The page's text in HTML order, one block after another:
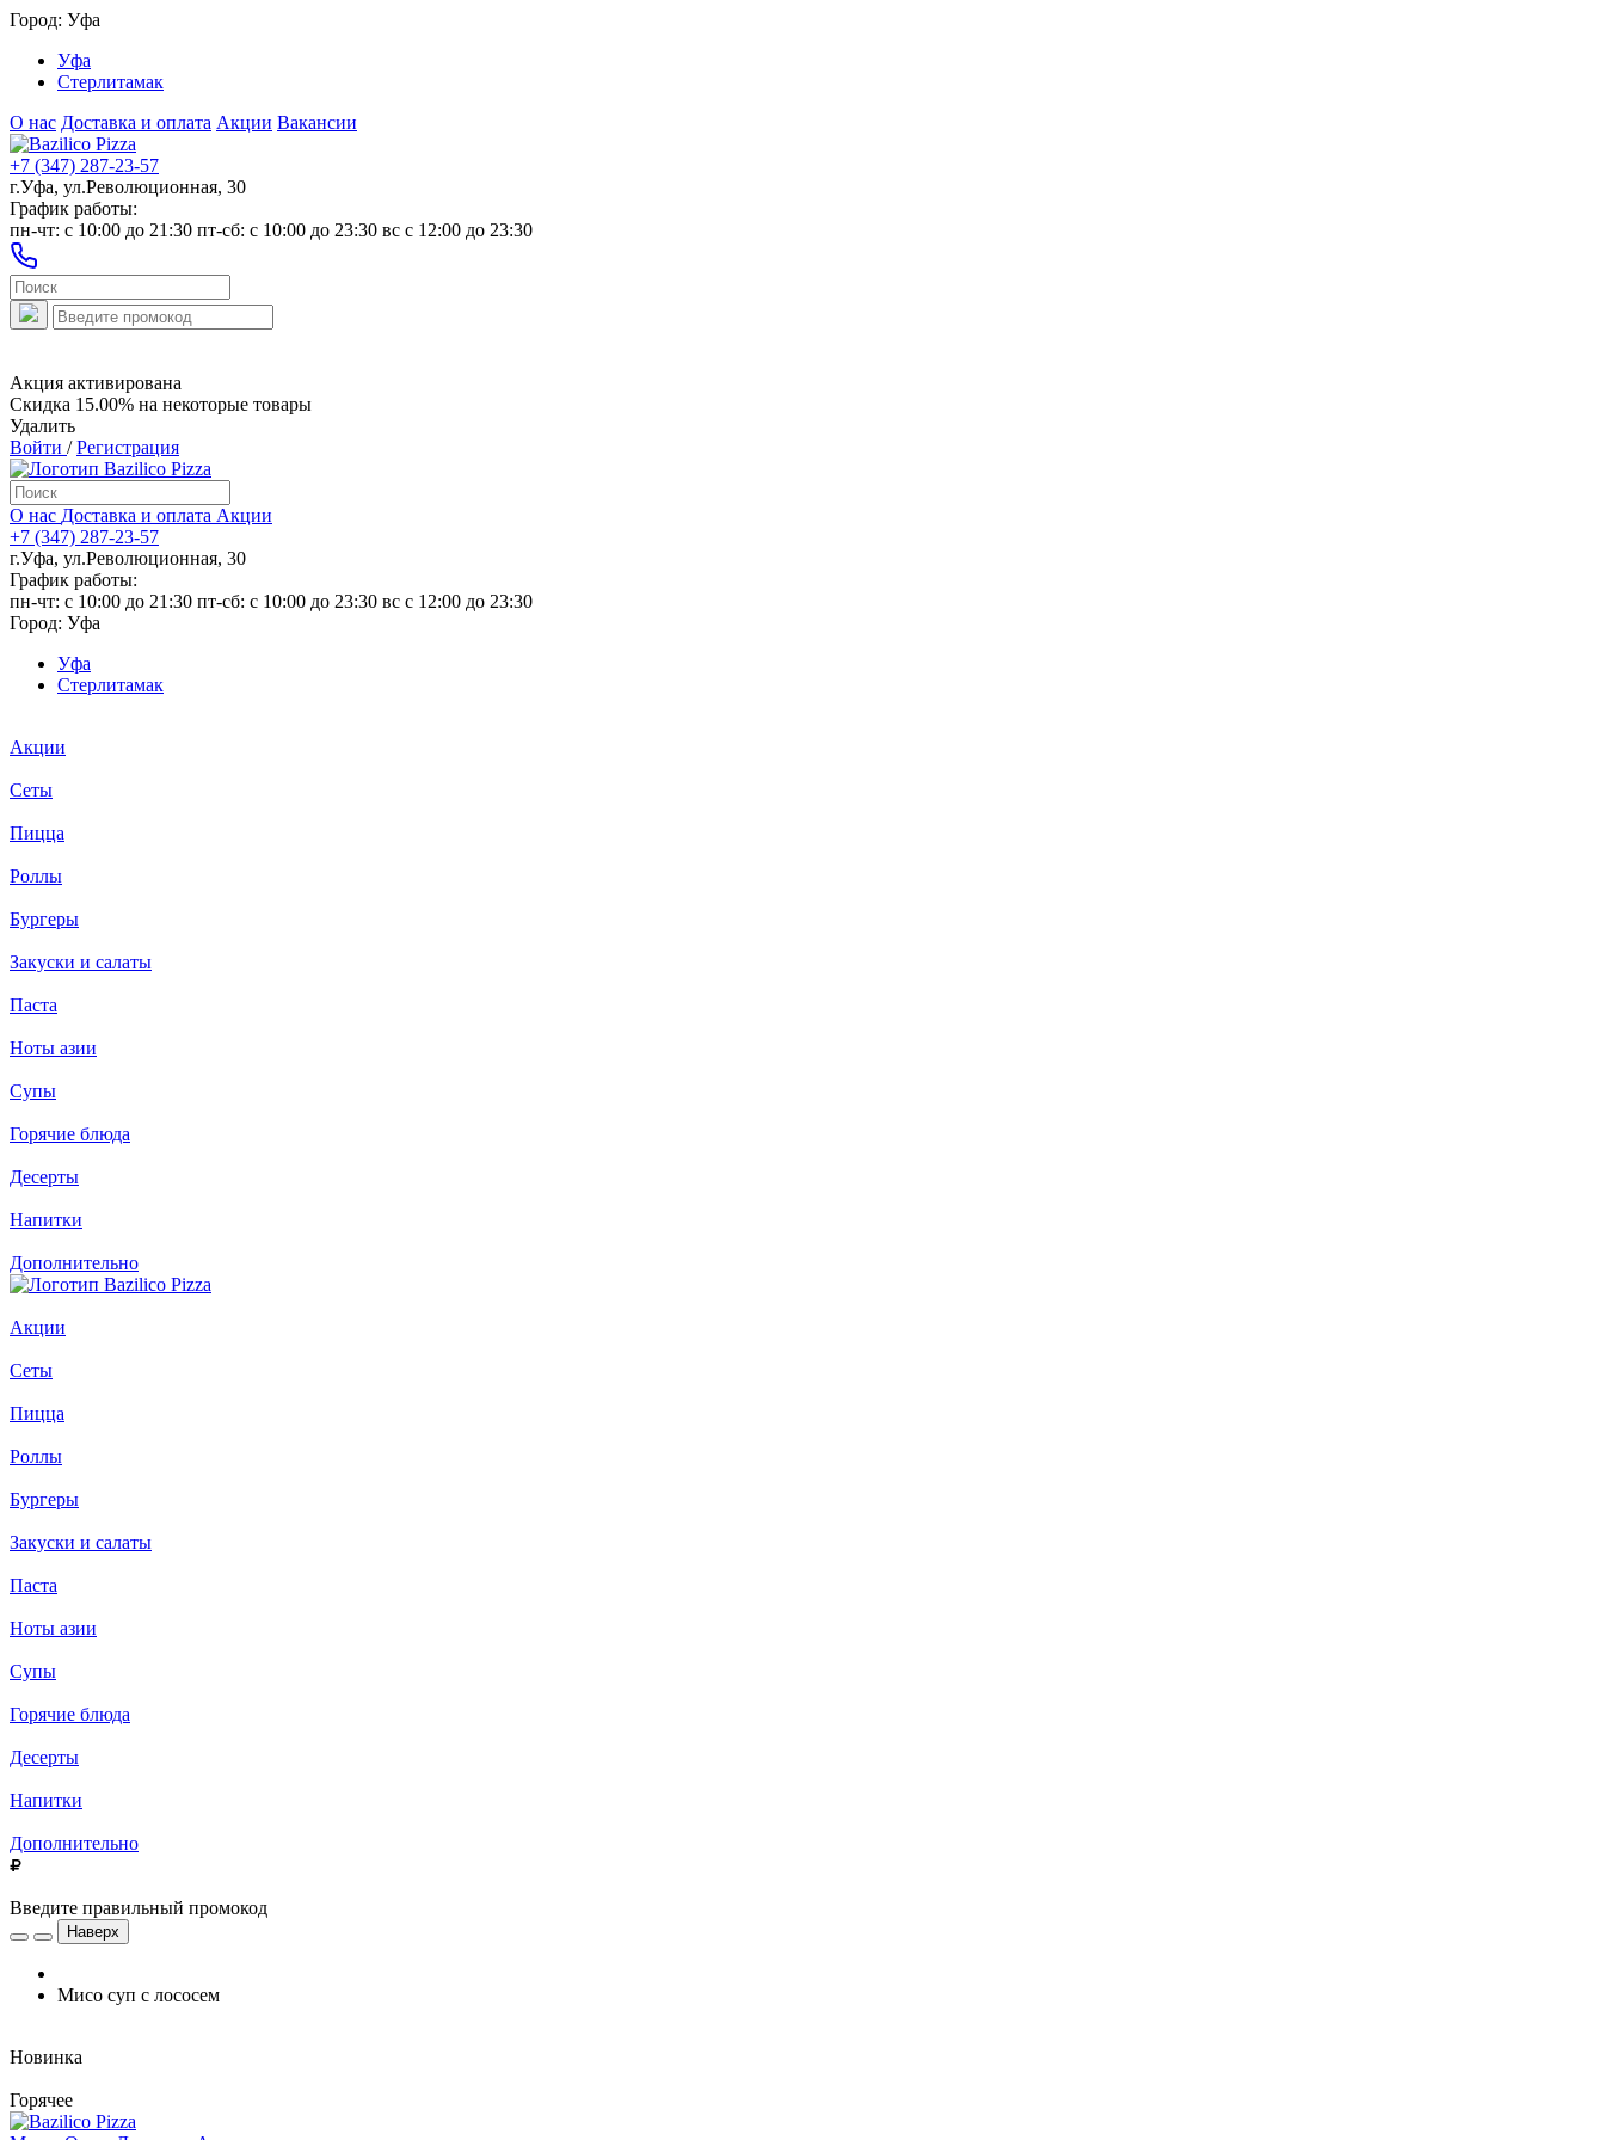
Город: Уфа
Уфа
Стерлитамак
О нас Доставка и оплата Акции Вакансии
+7 (347) 287-23-57
г.Уфа, ул.Революционная, 30
График работы:
пн-чт: c 10:00 до 21:30 пт-сб: c 10:00 до 23:30 вс с 12:00 до 23:30
Акция активирована
Скидка 15.00% на некоторые товары
Удалить
Войти /Регистрация
О нас Доставка и оплата Акции
+7 (347) 287-23-57
г.Уфа, ул.Революционная, 30
График работы:
пн-чт: c 10:00 до 21:30 пт-сб: c 10:00 до 23:30 вс с 12:00 до 23:30
Город: Уфа
Уфа
Стерлитамак
Акции
Сеты
Пицца
Роллы
Бургеры
Закуски и салаты
Паста
Ноты азии
Супы
Горячие блюда
Десерты
Напитки
Дополнительно
Акции
Сеты
Пицца
Роллы
Бургеры
Закуски и салаты
Паста
Ноты азии
Супы
Горячие блюда
Десерты
Напитки
Дополнительно
Введите правильный промокод
Наверх
Мисо суп с лососем
Новинка
Горячее